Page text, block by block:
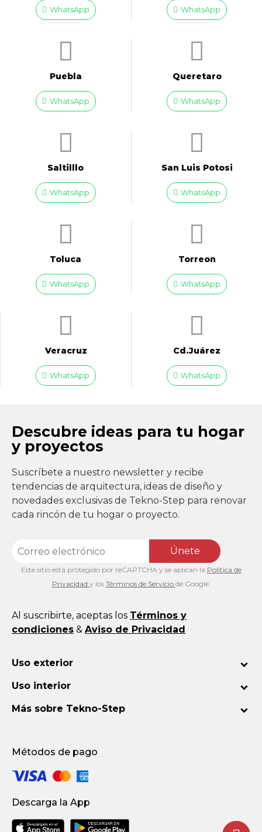
WhatsApp WhatsApp
Puebla
WhatsApp
Queretaro
WhatsApp
Saltilllo
WhatsApp
San Luis Potosi
WhatsApp
Toluca
WhatsApp
Torreon
WhatsApp
Veracruz
WhatsApp
Cd.Juárez
WhatsApp
Descubre ideas para tu hogar
y proyectos
Suscríbete a nuestro newsletter y recibe
tendencias de arquitectura, ideas de diseño y
novedades exclusivas de Tekno-Step para renovar
cada rincón de tu hogar o proyecto.
Únete
Este sitio está protegido por reCAPTCHA y se aplican la Política de
Privacidad y los Términos de Servicio de Google.
Al suscribirte, aceptas los Términos y
condiciones & Aviso de Privacidad
Uso exterior
Uso interior
Más sobre Tekno-Step
Métodos de pago
Descarga la App